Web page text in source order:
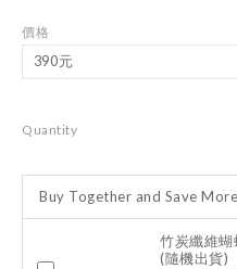
價格
Quantity
Buy Together and Save More
竹炭纖維
(隨機出貨)